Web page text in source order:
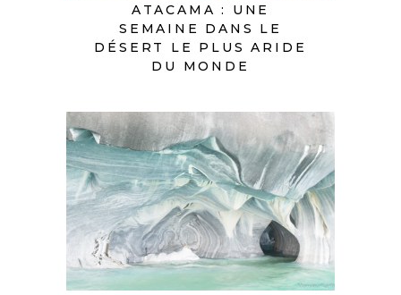
ATACAMA : UNE
SEMAINE DANS LE
DÉSERT LE PLUS ARIDE
DU MONDE